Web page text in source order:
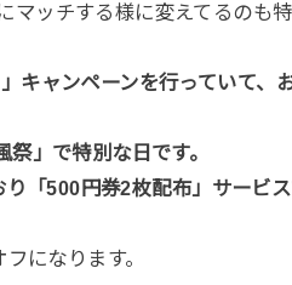
マッチする様に変えてるのも特
キャンペーンを行っていて、
」で特別な日です。
「500円券2枚配布」サービス
になります。